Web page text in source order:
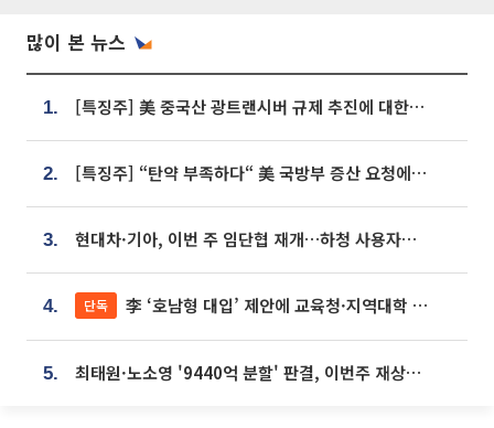
많이 본 뉴스
1. [특징주] 美 중국산 광트랜시버 규제 추진에 대한광통신 등 광통신株 강세
2. [특징주] “탄약 부족하다“ 美 국방부 증산 요청에⋯국내 방산주 급등세
3. 현대차·기아, 이번 주 임단협 재개…하청 사용자성 재심도 ‘변수’
4. 단독 李 ‘호남형 대입’ 제안에 교육청·지역대학 서·논술형 입시 연계 '착수'
5. 최태원·노소영 '9440억 분할' 판결, 이번주 재상고 여부 주목